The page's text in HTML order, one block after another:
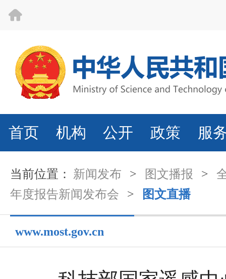
首页 机构 公开 政策 服
当前位置： 新闻发布 > 图文播报 >
年度报告新闻发布会
> 图文直播
www.most.gov.cn